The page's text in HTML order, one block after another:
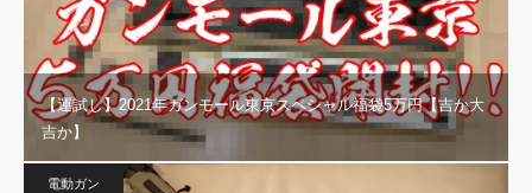
【運試し】2021年ガンモール東京スペシャル福袋5万円【吉か大
吉か】
電動ガン